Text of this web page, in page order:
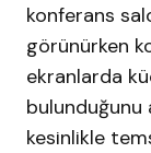
konferans
görünürken
ekranlarda
bulunduğunu
kesinlikle